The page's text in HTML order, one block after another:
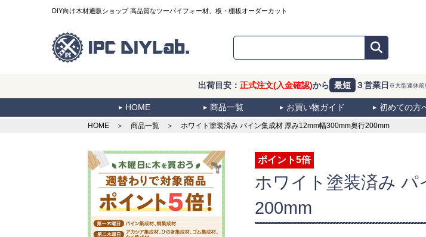
DIY向け木材通販ショップ 高品質なツーバイフォー材、板・棚板オーダーカット
出荷目安： 正式注文(入金確認)から 最短 ３営業日 ※大型連休前
HOME 商品一覧 お買い物ガイド 初めての方
HOME ＞ 商品一覧 ＞ ホワイト塗装済み パイン集成材 厚み12mm幅300mm奥行200mm
ポイント5倍
ホワイト塗装済み パ
200mm